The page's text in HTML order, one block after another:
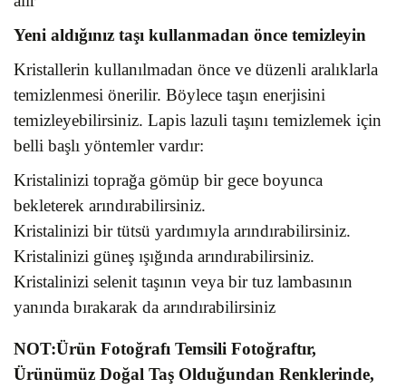
Yeni aldığınız taşı kullanmadan önce temizleyin
Kristallerin kullanılmadan önce ve düzenli aralıklarla
temizlenmesi önerilir. Böylece taşın enerjisini
temizleyebilirsiniz. Lapis lazuli taşını temizlemek için
belli başlı yöntemler vardır:
Kristalinizi toprağa gömüp bir gece boyunca
bekleterek arındırabilirsiniz.
Kristalinizi bir tütsü yardımıyla arındırabilirsiniz.
Kristalinizi güneş ışığında arındırabilirsiniz.
Kristalinizi selenit taşının veya bir tuz lambasının
yanında bırakarak da arındırabilirsiniz
NOT:Ürün Fotoğrafı Temsili Fotoğraftır,
Ürünümüz Doğal Taş Olduğundan Renklerinde,